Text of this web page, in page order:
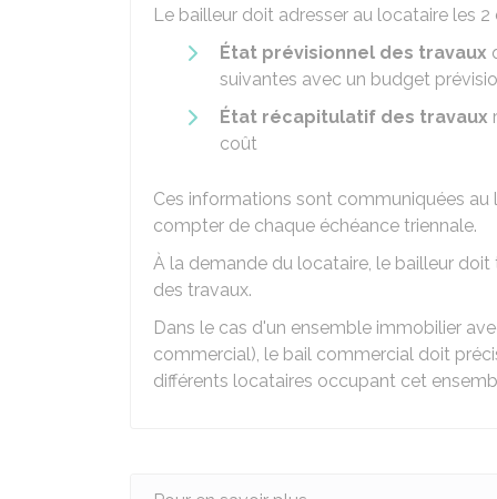
Le bailleur doit adresser au locataire les
État prévisionnel des travaux
suivantes avec un budget
État récapitulatif des travaux
coût
Ces informations sont communiquées
compter de chaque échéance triennale.
À la demande du locataire, le bailleur
des travaux.
Dans le cas d'un ensemble immobilier
commercial), le bail commercial doit
différents locataires occupant cet